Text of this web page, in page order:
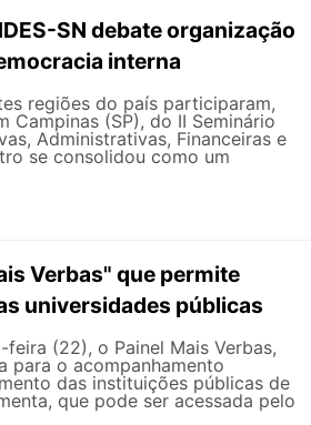
SN debate organização
interna
regiões do país participaram,
Campinas (SP), do II Seminário
Administrativas, Financeiras e
se consolidou como um
Verbas" que permite
universidades públicas
(22), o Painel Mais Verbas,
para o acompanhamento
das instituições públicas de
que pode ser acessada pelo